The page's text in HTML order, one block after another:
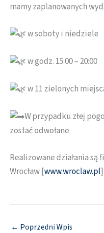
mamy zaplanowanych
w soboty i niedziele
w godz. 15:00 – 20:00
w 11 zielonych
W przypadku złej
zostać odwołane
Realizowane działania są
Wrocław [www.wroclaw.pl]
← Poprzedni Wpis